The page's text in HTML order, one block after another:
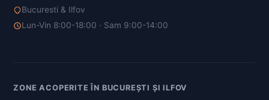
Bucuresti & Ilfov
Lun-Vin 8:00-18:00 · Sam 9:00-14:00
ZONE ACOPERITE ÎN BUCUREȘTI ȘI ILFOV